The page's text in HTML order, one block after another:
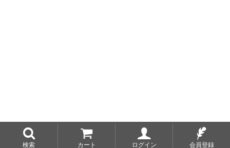
検索 カート ログイン 会員登録